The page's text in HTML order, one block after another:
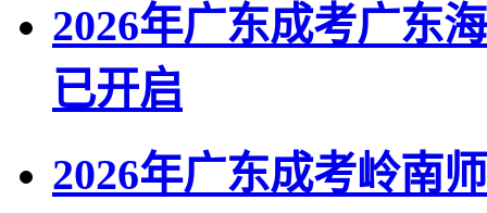
2026年广东成考广东
已开启
2026年广东成考岭南